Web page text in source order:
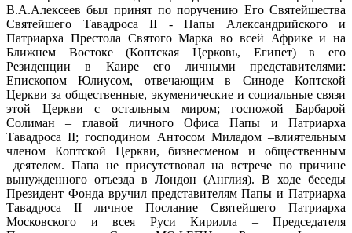
В.А.Алексеев был принят по поручению Его Святейшества
Святейшего Тавадроса II - Папы Александрийского и
Патриарха Престола Святого Марка во всей Африке и на
Ближнем Востоке (Коптская Церковь, Египет) в его
Резиденции в Каире его личными представителями:
Епископом Юлиусом, отвечающим в Синоде Коптской
Церкви за общественные, экуменические и социальные связи
этой Церкви с остальным миром; госпожой Барбарой
Солиман – главой личного Офиса Папы и Патриарха
Тавадроса II; господином Антосом Миладом –влиятельным
членом Коптской Церкви, бизнесменом и общественным
деятелем. Папа не присутствовал на встрече по причине
вынужденного отъезда в Лондон (Англия). В ходе беседы
Президент Фонда вручил представителям Папы и Патриарха
Тавадроса II личное Послание Святейшего Патриарха
Московского и всея Руси Кирилла – Председателя